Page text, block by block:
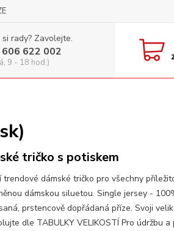
rady? Zavolejte.
622 002
9 - 18 hod.)
tričko s potiskem
trendové dámské tričko pro všechny
dámskou siluetou. Single jersey -
prstencově dopřádaná příze. Svoji
dle TABULKY VELIKOSTÍ Pro údržbu a